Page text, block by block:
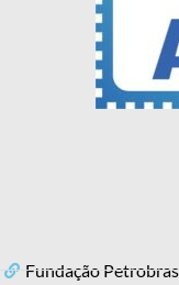
Fundação